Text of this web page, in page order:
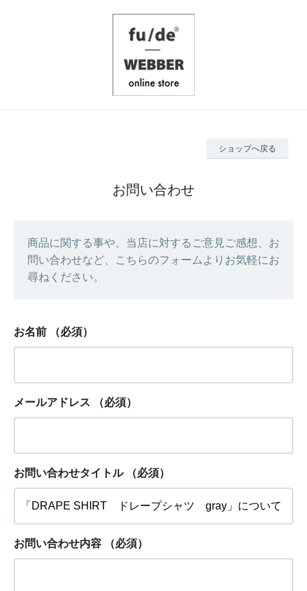
ショップへ戻る
お問い合わせ
商品に関する事や、当店に対するご意見ご感想、お
問い合わせなど、こちらのフォームよりお気軽にお
尋ねください。
お名前 （必須）
メールアドレス （必須）
お問い合わせタイトル （必須）
お問い合わせ内容 （必須）